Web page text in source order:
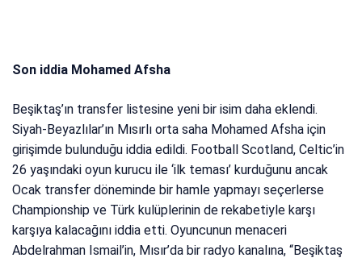
Son iddia Mohamed Afsha
Beşiktaş’ın transfer listesine yeni bir isim daha eklendi.
Siyah-Beyazlılar’ın Mısırlı orta saha Mohamed Afsha için
girişimde bulunduğu iddia edildi. Football Scotland, Celtic’in
26 yaşındaki oyun kurucu ile ‘ilk teması’ kurduğunu ancak
Ocak transfer döneminde bir hamle yapmayı seçerlerse
Championship ve Türk kulüplerinin de rekabetiyle karşı
karşıya kalacağını iddia etti. Oyuncunun menaceri
Abdelrahman Ismail’in, Mısır’da bir radyo kanalına, “Beşiktaş